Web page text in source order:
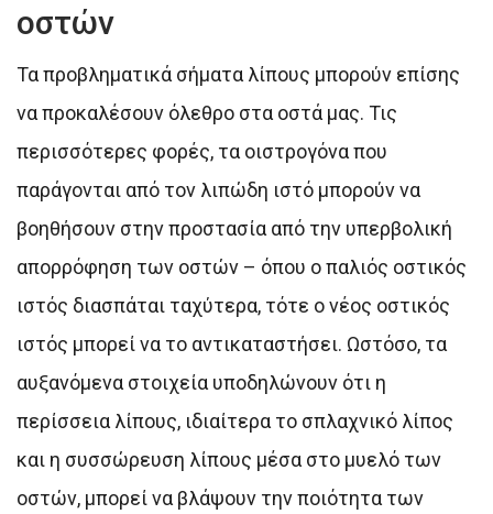
οστών
Τα προβληματικά σήματα λίπους μπορούν επίσης
να προκαλέσουν όλεθρο στα οστά μας. Τις
περισσότερες φορές, τα οιστρογόνα που
παράγονται από τον λιπώδη ιστό μπορούν να
βοηθήσουν στην προστασία από την υπερβολική
απορρόφηση των οστών – όπου ο παλιός οστικός
ιστός διασπάται ταχύτερα, τότε ο νέος οστικός
ιστός μπορεί να το αντικαταστήσει. Ωστόσο, τα
αυξανόμενα στοιχεία υποδηλώνουν ότι η
περίσσεια λίπους, ιδιαίτερα το σπλαχνικό λίπος
και η συσσώρευση λίπους μέσα στο μυελό των
οστών, μπορεί να βλάψουν την ποιότητα των